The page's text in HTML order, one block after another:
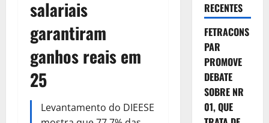
salariais
garantiram
ganhos reais em
25
Levantamento do DIEESE
RECENTES
FETRACONS
PAR
PROMOVE
DEBATE
SOBRE NR
01, QUE